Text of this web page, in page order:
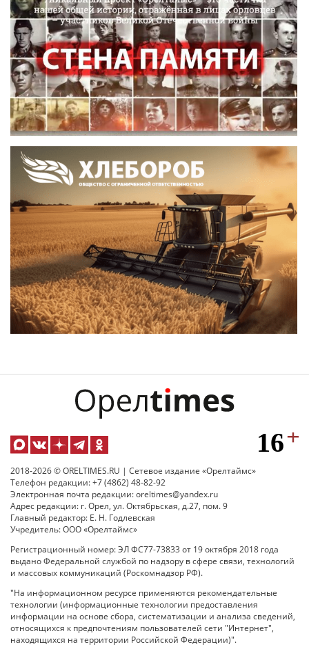
2018-2026 © ORELTIMES.RU | Сетевое издание «Орелтаймс»
Телефон редакции: +7 (4862) 48-82-92
Электронная почта редакции: oreltimes@yandex.ru
Адрес редакции: г. Орел, ул. Октябрьская, д.27, пом. 9
Главный редактор: Е. Н. Годлевская
Учредитель: ООО «Орелтаймс»
Регистрационный номер: ЭЛ ФС77-73833 от 19 октября 2018 года
выдано Федеральной службой по надзору в сфере связи, технологий
и массовых коммуникаций (Роскомнадзор РФ).
"На информационном ресурсе применяются рекомендательные
технологии (информационные технологии предоставления
информации на основе сбора, систематизации и анализа сведений,
относящихся к предпочтениям пользователей сети "Интернет",
находящихся на территории Российской Федерации)".